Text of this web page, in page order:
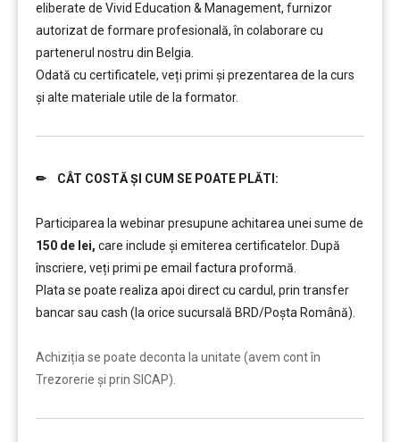
eliberate de Vivid Education & Management, furnizor
autorizat de formare profesională, în colaborare cu
partenerul nostru din Belgia.
Odată cu certificatele, veți primi și prezentarea de la curs
și alte materiale utile de la formator.
✏ CÂT COSTĂ ȘI CUM SE POATE PLĂTI:
Participarea la webinar presupune achitarea unei sume de
150 de lei, care include şi emiterea certificatelor. După
înscriere, veți primi pe email factura proformă.
Plata se poate realiza apoi direct cu cardul, prin transfer
bancar sau cash (la orice sucursală BRD/Poșta Română).
Achiziția se poate deconta la unitate (avem cont în
Trezorerie și prin SICAP).